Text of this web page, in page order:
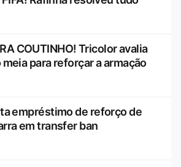
COUTINHO! Tricolor avalia
para reforçar a armação
empréstimo de reforço de
em transfer ban